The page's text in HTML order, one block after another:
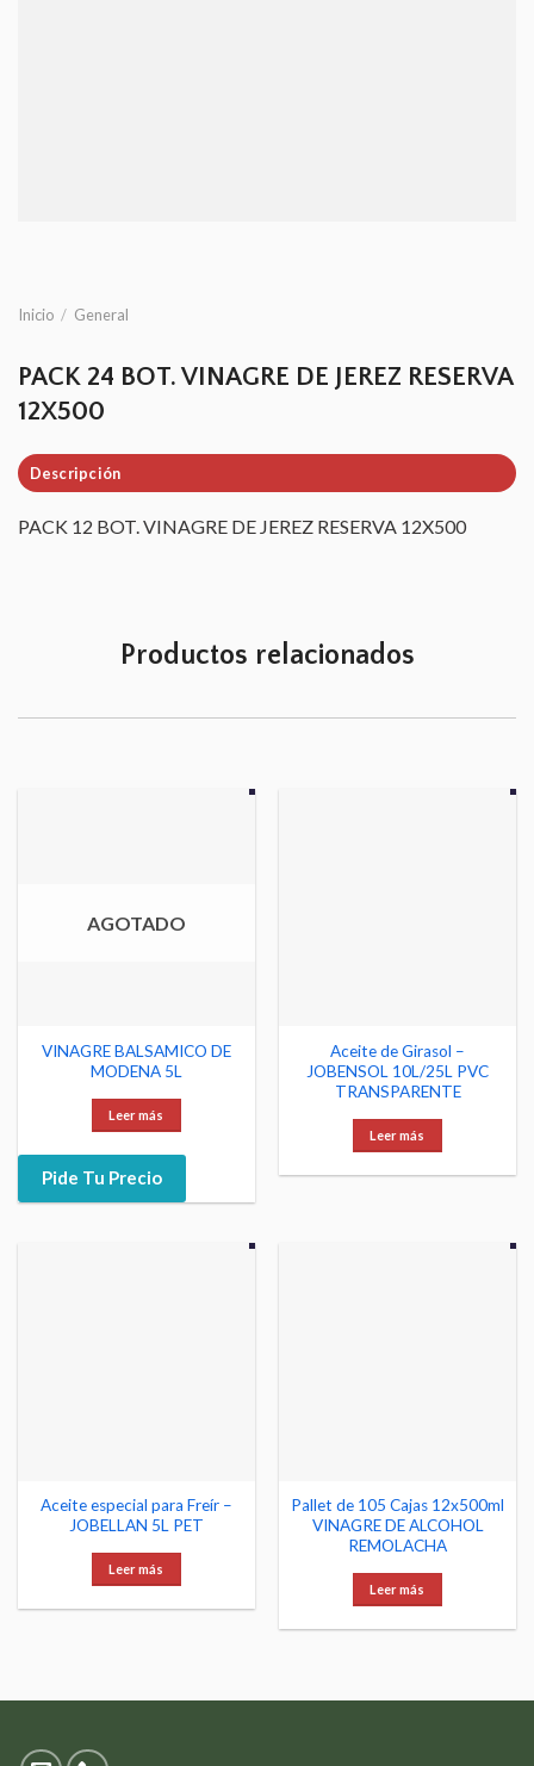
Inicio / General
PACK 24 BOT. VINAGRE DE JEREZ RESERVA
12X500
Descripción
PACK 12 BOT. VINAGRE DE JEREZ RESERVA 12X500
Productos relacionados
AGOTADO
VINAGRE BALSAMICO DE
MODENA 5L
Leer más
Pide Tu Precio
Aceite de Girasol –
JOBENSOL 10L/25L PVC
TRANSPARENTE
Leer más
Aceite especial para Freír –
JOBELLAN 5L PET
Leer más
Pallet de 105 Cajas 12x500ml
VINAGRE DE ALCOHOL
REMOLACHA
Leer más